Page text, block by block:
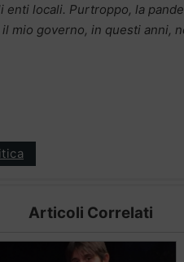
locali. Purtroppo, la
mio governo, in questi anni,
Articoli Correlati